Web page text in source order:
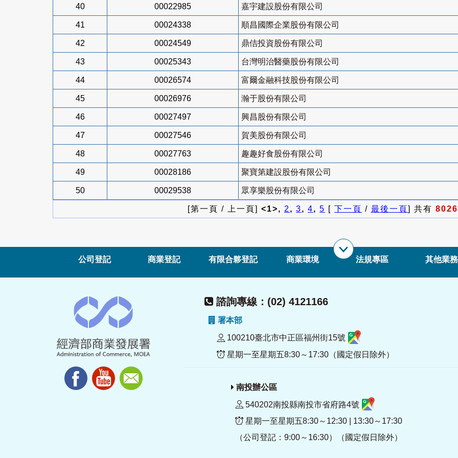
40 00022985 嘉宇建設股份有限公司
41 00024338 順昌國際企業股份有限公司
42 00024549 鼎佶投資股份有限公司
43 00025343 台灣明治醫藥股份有限公司
44 00026574 富爾金融科技股份有限公司
45 00026976 瀚于股份有限公司
46 00027497 興昌股份有限公司
47 00027546 賀美股份有限公司
48 00027763 趣趣好食股份有限公司
49 00028186 聚寶第建設股份有限公司
50 00029538 眾享樂股份有限公司
[第一頁 / 上一頁] <1>, 2, 3, 4, 5 [ 下一頁 / 最後一頁] 共有 8026
公司登記 商業登記 有限合夥登記 商業環境 法規專區 其他業務
諮詢專線：(02) 4121166
署本部
100210臺北市中正區福州街15號
星期一至星期五8:30～17:30（國定假日除外）
南投辦公區
540202南投縣南投市省府路4號
星期一至星期五8:30～12:30 | 13:30～17:30
（公司登記：9:00～16:30）（國定假日除外）